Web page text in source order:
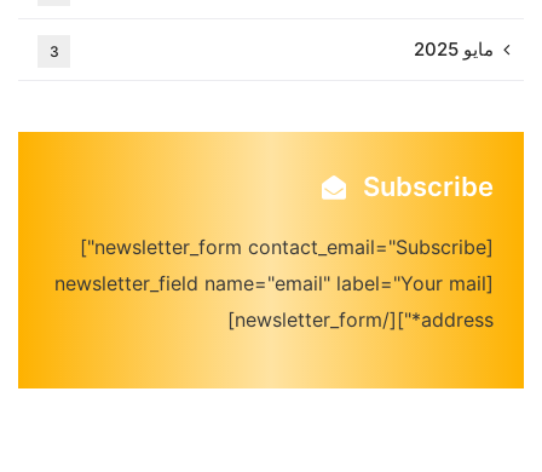
مايو 2025 3
Subscribe
[newsletter_form contact_email="Subscribe"]
[newsletter_field name="email" label="Your mail
address*"][/newsletter_form]